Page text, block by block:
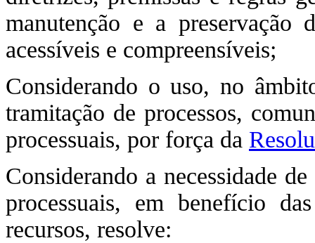
manutenção e a preservação
acessíveis e compreensíveis;
Considerando o uso, no
tramitação de processos,
processuais, por força da
Considerando a necessidade
processuais, em benefício
recursos, resolve: